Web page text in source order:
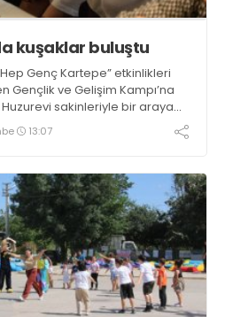
kuşaklar buluştu
Genç Kartepe” etkinlikleri
Gençlik ve Gelişim Kampı’na
sakinleriyle bir araya
13:07